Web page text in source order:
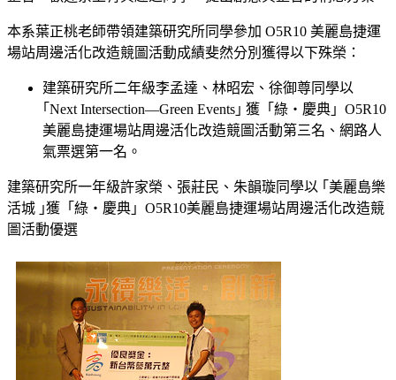
本系葉正桃老師帶領建築研究所同學參加 O5R10 美麗島捷運
場站周邊活化改造競圖活動成績斐然分別獲得以下殊榮：
建築研究所二年級李孟達、林昭宏、徐御尊同學以
｢Next Intersection—Green Events｣ 獲「綠‧慶典」O5R10
美麗島捷運場站周邊活化改造競圖活動第三名、網路人
氣票選第一名。
建築研究所一年級許家榮、張莊民、朱韻璇同學以 ｢美麗島樂
活城 ｣獲「綠‧慶典」O5R10美麗島捷運場站周邊活化改造競
圖活動優選